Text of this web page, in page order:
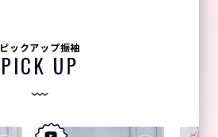
ピックアップ振袖
PICK UP